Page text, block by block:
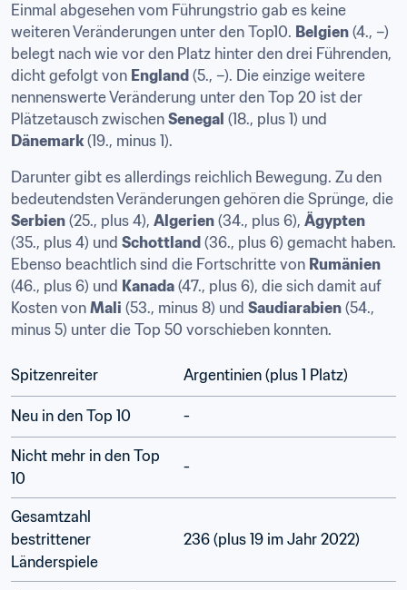
Einmal abgesehen vom Führungstrio gab es keine
weiteren Veränderungen unter den Top10. Belgien (4., –)
belegt nach wie vor den Platz hinter den drei Führenden,
dicht gefolgt von England (5., –). Die einzige weitere
nennenswerte Veränderung unter den Top 20 ist der
Plätzetausch zwischen Senegal
Dänemark (19., minus 1).
Darunter gibt es allerdings reichlich Bewegung. Zu den
Serbien (25., plus 4), Algerien (34., plus 6), Ägypten
(35., plus 4) und Schottland (36., plus 6) gemacht haben.
Ebenso beachtlich sind die Fortschritte von Rumänien
(46., plus 6) und Kanada (47., plus 6), die sich damit auf
Kosten von Mali (53., minus 8) und Saudiarabien (54.,
minus 5) unter die Top 50 vorschieben konnten.
Spitzenreiter Argentinien (plus 1 Platz)
Neu in den Top 10 -
Nicht mehr in den Top
10
-
Gesamtzahl
bestrittener
Länderspiele
236 (plus 19 im Jahr 2022)